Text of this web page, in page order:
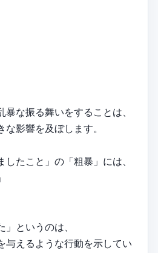
な振る舞いをすることは、
影響を及ぼします。
したこと」の「粗暴」には、
」というのは、
与えるような行動を示してい